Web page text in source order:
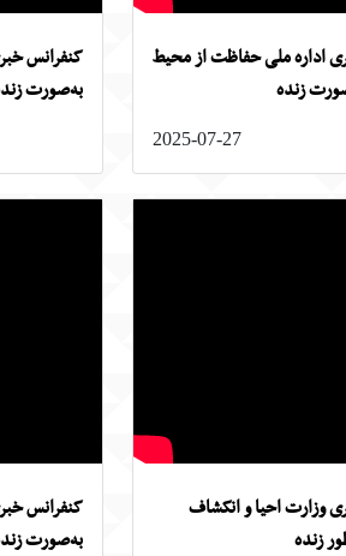
اداره ملی حفاظت از محیط
زنده
2025-07-27
کنفرانس
به‌صورت
وزارت احیا و انکشاف
زنده
کنفرانس
به‌صورت